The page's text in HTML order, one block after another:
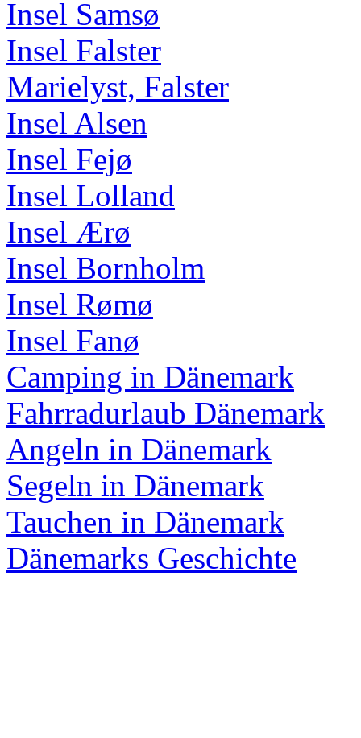
Insel Samsø
Insel Falster
Marielyst, Falster
Insel Alsen
Insel Fejø
Insel Lolland
Insel Ærø
Insel Bornholm
Insel Rømø
Insel Fanø
Camping in Dänemark
Fahrradurlaub Dänemark
Angeln in Dänemark
Segeln in Dänemark
Tauchen in Dänemark
Dänemarks Geschichte